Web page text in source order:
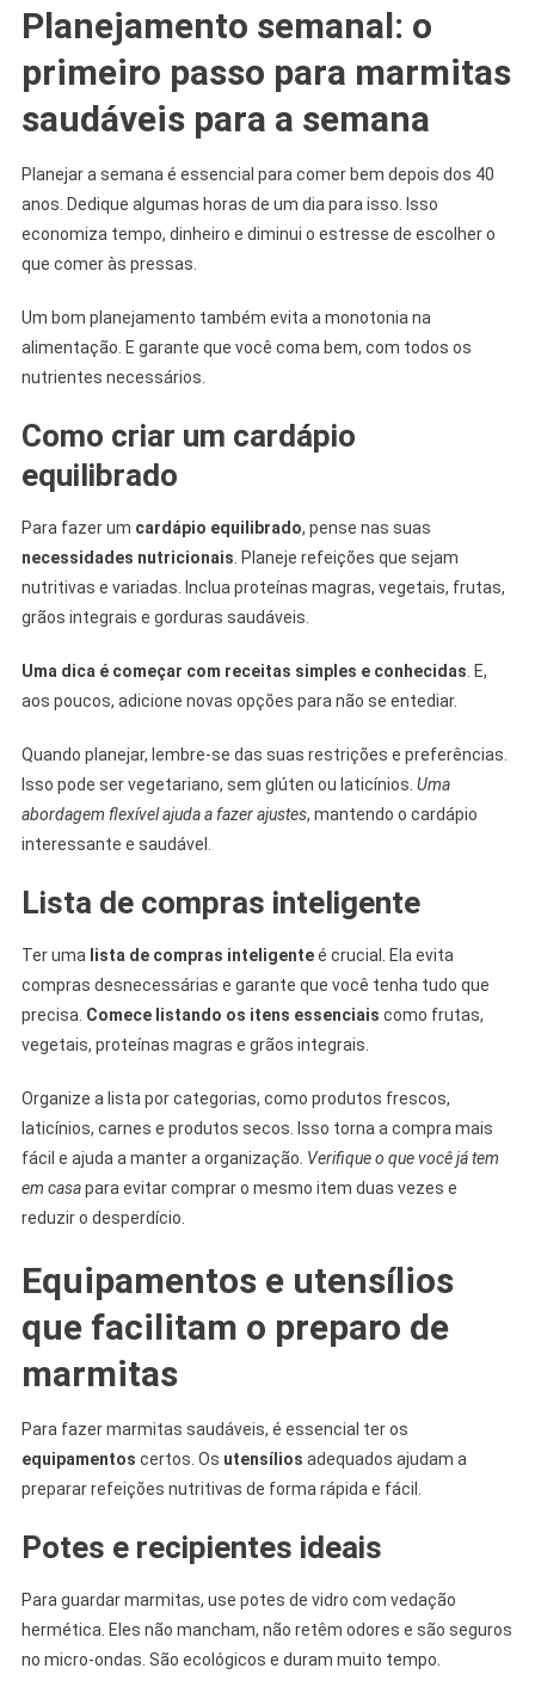
Planejamento semanal: o
primeiro passo para marmitas
saudáveis para a semana
Planejar a semana é essencial para comer bem depois dos 40
anos. Dedique algumas horas de um dia para isso. Isso
economiza tempo, dinheiro e diminui o estresse de escolher o
que comer às pressas.
Um bom planejamento também evita a monotonia na
alimentação. E garante que você coma bem, com todos os
nutrientes necessários.
Como criar um cardápio
equilibrado
Para fazer um cardápio equilibrado, pense nas suas
necessidades nutricionais. Planeje refeições que sejam
nutritivas e variadas. Inclua proteínas magras, vegetais, frutas,
grãos integrais e gorduras saudáveis.
Uma dica é começar com receitas simples e conhecidas. E,
aos poucos, adicione novas opções para não se entediar.
Quando planejar, lembre-se das suas restrições e preferências.
Isso pode ser vegetariano, sem glúten ou laticínios. Uma
abordagem flexível ajuda a fazer ajustes, mantendo o cardápio
interessante e saudável.
Lista de compras inteligente
Ter uma lista de compras inteligenteé crucial. Ela evita
compras desnecessárias e garante que você tenha tudo que
precisa. Comece listando os itens essenciais como frutas,
vegetais, proteínas magras e grãos integrais.
Organize a lista por categorias, como produtos frescos,
laticínios, carnes e produtos secos. Isso torna a compra mais
fácil e ajuda a manter a organização. Verifique o que você já tem
em casapara evitar comprar o mesmo item duas vezes e
reduzir o desperdício.
Equipamentos e utensílios
que facilitam o preparo de
marmitas
Para fazer marmitas saudáveis, é essencial ter os
equipamentos certos. Os utensílios adequados ajudam a
preparar refeições nutritivas de forma rápida e fácil.
Potes e recipientes ideais
Para guardar marmitas, use potes de vidro com vedação
hermética. Eles não mancham, não retêm odores e são seguros
no micro-ondas. São ecológicos e duram muito tempo.